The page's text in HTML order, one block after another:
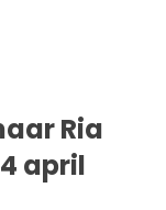
Ria
april